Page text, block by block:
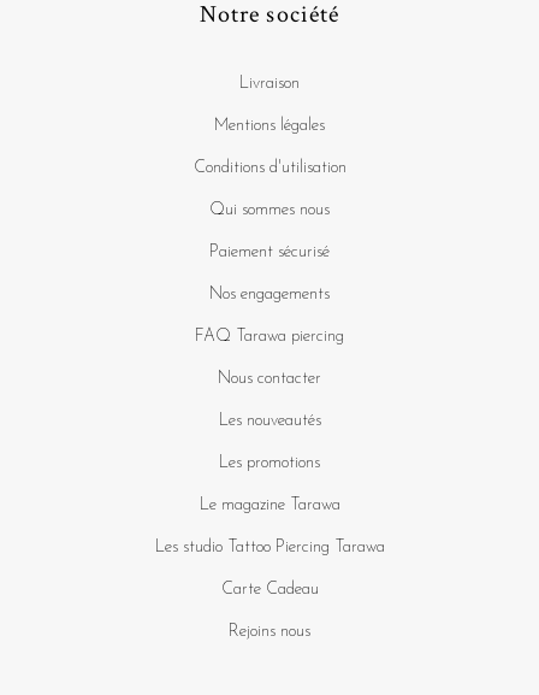
Notre société
Livraison
Mentions légales
Conditions d'utilisation
Qui sommes nous
Paiement sécurisé
Nos engagements
FAQ Tarawa piercing
Nous contacter
Les nouveautés
Les promotions
Le magazine Tarawa
Les studio Tattoo Piercing Tarawa
Carte Cadeau
Rejoins nous